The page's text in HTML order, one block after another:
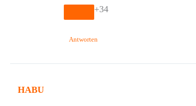
+34
Antworten
HABU